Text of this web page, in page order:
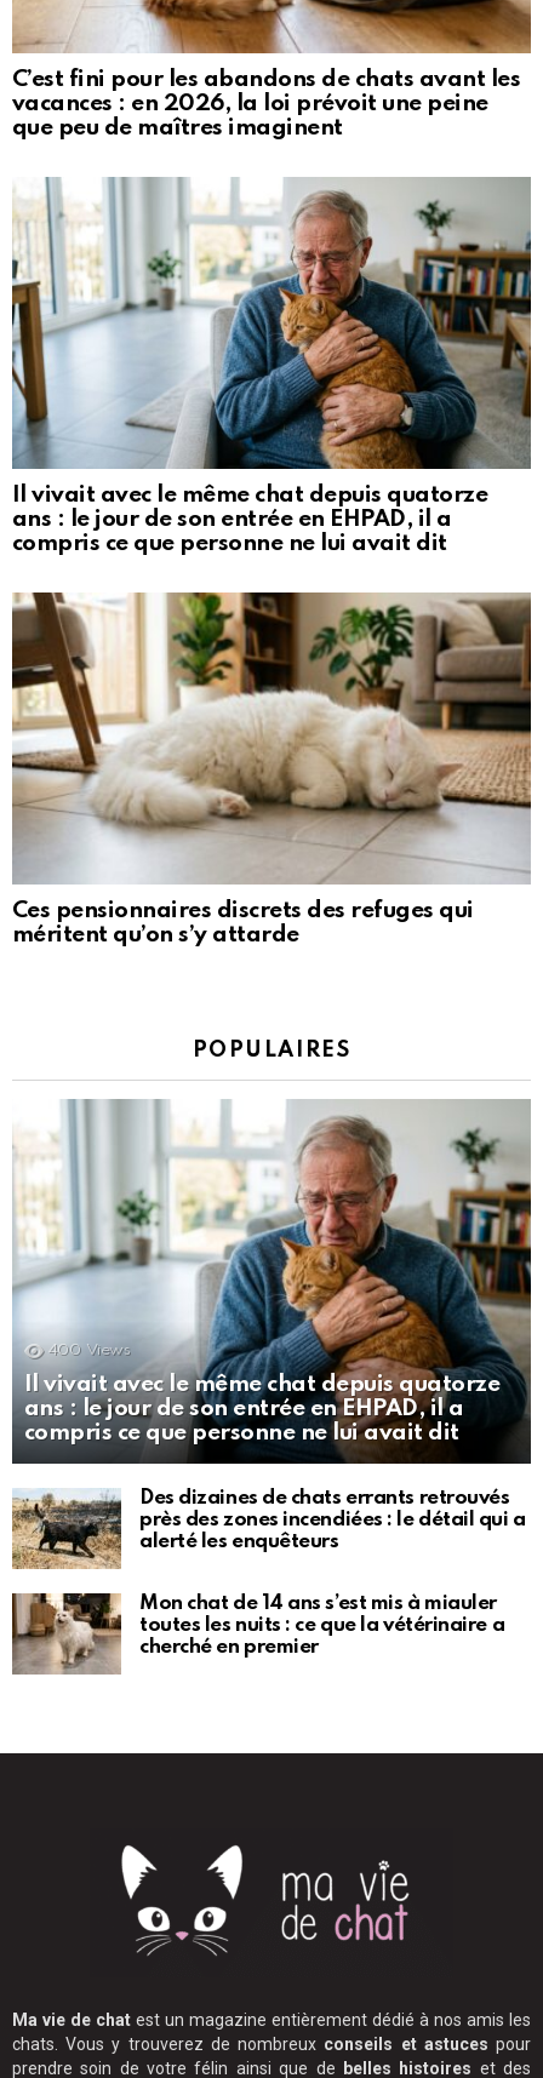
C’est fini pour les abandons de chats avant les
vacances : en 2026, la loi prévoit une peine
que peu de maîtres imaginent
Il vivait avec le même chat depuis quatorze
ans : le jour de son entrée en EHPAD, il a
compris ce que personne ne lui avait dit
Ces pensionnaires discrets des refuges qui
méritent qu’on s’y attarde
POPULAIRES
400 Views
Il vivait avec le même chat depuis quatorze
ans : le jour de son entrée en EHPAD, il a
compris ce que personne ne lui avait dit
Des dizaines de chats errants retrouvés
près des zones incendiées : le détail qui a
alerté les enquêteurs
Mon chat de 14 ans s’est mis à miauler
toutes les nuits : ce que la vétérinaire a
cherché en premier
Ma vie de chat est un magazine entièrement dédié à nos amis les
chats. Vous y trouverez de nombreux conseils et astuces pour
prendre soin de votre félin ainsi que de
belles histoires et des